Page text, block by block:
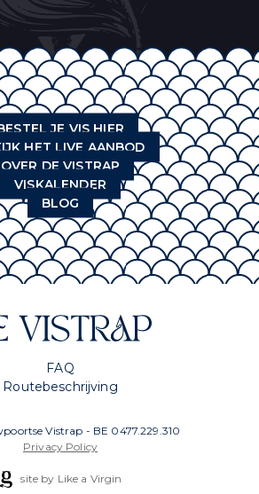
JE VIS HIER
HET LIVE AANBOD
OVER DE VISTRAP
VISKALENDER
BLOG
FAQ
Routebeschrijving
Vistrap - BE 0477.229.310
Privacy Policy
site by Like a Virgin